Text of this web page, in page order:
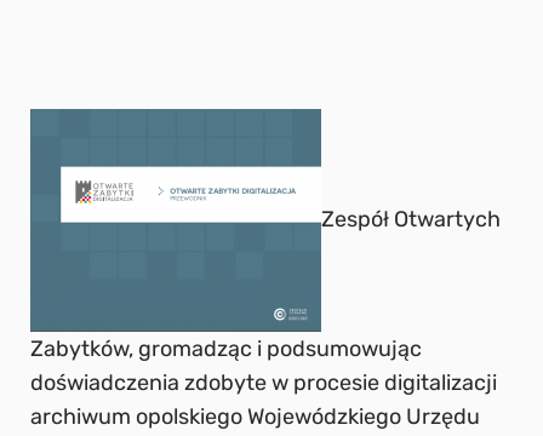
Zespół Otwartych
Zabytków, gromadząc i podsumowując
doświadczenia zdobyte w procesie digitalizacji
archiwum opolskiego Wojewódzkiego Urzędu